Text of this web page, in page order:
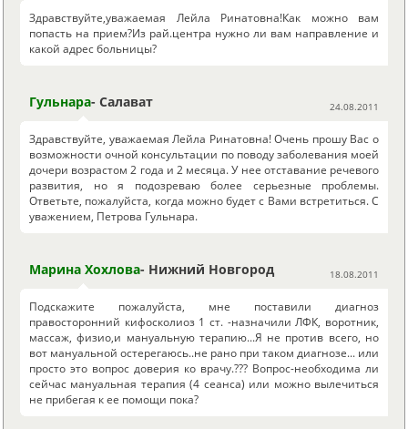
Здравствуйте,уважаемая Лейла Ринатовна!Как можно вам
попасть на прием?Из рай.центра нужно ли вам направление и
какой адрес больницы?
Гульнара- Салават 24.08.2011
Здравствуйте, уважаемая Лейла Ринатовна! Очень прошу Вас о
возможности очной консультации по поводу заболевания моей
дочери возрастом 2 года и 2 месяца. У нее отставание речевого
развития, но я подозреваю более серьезные проблемы.
Ответьте, пожалуйста, когда можно будет с Вами встретиться. С
уважением, Петрова Гульнара.
Марина Хохлова- Нижний Новгород 18.08.2011
Подскажите пожалуйста, мне поставили диагноз
правосторонний кифосколиоз 1 ст. -назначили ЛФК, воротник,
массаж, физио,и мануальную терапию...Я не против всего, но
вот мануальной остерегаюсь..не рано при таком диагнозе... или
просто это вопрос доверия ко врачу.??? Вопрос-необходима ли
сейчас мануальная терапия (4 сеанса) или можно вылечиться
не прибегая к ее помощи пока?